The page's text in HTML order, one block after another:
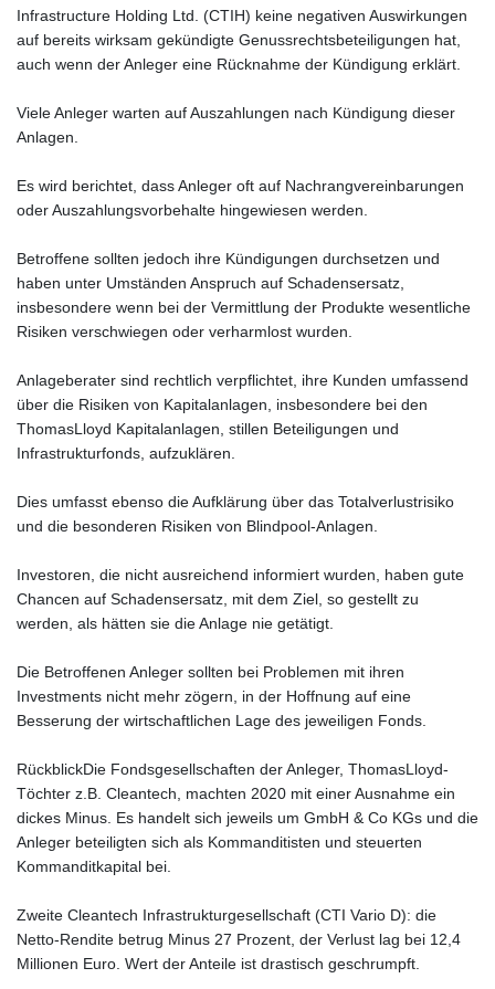
Infrastructure Holding Ltd. (CTIH) keine negativen Auswirkungen
auf bereits wirksam gekündigte Genussrechtsbeteiligungen hat,
auch wenn der Anleger eine Rücknahme der Kündigung erklärt.
Viele Anleger warten auf Auszahlungen nach Kündigung dieser
Anlagen.
Es wird berichtet, dass Anleger oft auf Nachrangvereinbarungen
oder Auszahlungsvorbehalte hingewiesen werden.
Betroffene sollten jedoch ihre Kündigungen durchsetzen und
haben unter Umständen Anspruch auf Schadensersatz,
insbesondere wenn bei der Vermittlung der Produkte wesentliche
Risiken verschwiegen oder verharmlost wurden.
Anlageberater sind rechtlich verpflichtet, ihre Kunden umfassend
über die Risiken von Kapitalanlagen, insbesondere bei den
ThomasLloyd Kapitalanlagen, stillen Beteiligungen und
Infrastrukturfonds, aufzuklären.
Dies umfasst ebenso die Aufklärung über das Totalverlustrisiko
und die besonderen Risiken von Blindpool-Anlagen.
Investoren, die nicht ausreichend informiert wurden, haben gute
Chancen auf Schadensersatz, mit dem Ziel, so gestellt zu
werden, als hätten sie die Anlage nie getätigt.
Die Betroffenen Anleger sollten bei Problemen mit ihren
Investments nicht mehr zögern, in der Hoffnung auf eine
Besserung der wirtschaftlichen Lage des jeweiligen Fonds.
RückblickDie Fonds­gesell­schaften der Anleger, ThomasLloyd-
Töchter z.B. Cleantech, machten 2020 mit einer Ausnahme ein
dickes Minus. Es handelt sich jeweils um GmbH & Co KGs und die
Anleger beteiligten sich als Kommanditisten und steuerten
Kommandit­kapital bei.
Zweite Cleantech Infrastrukturgesell­schaft (CTI Vario D): die
Netto-Rendite betrug Minus 27 Prozent, der Verlust lag bei 12,4
Millionen Euro. Wert der Anteile ist drastisch geschrumpft.